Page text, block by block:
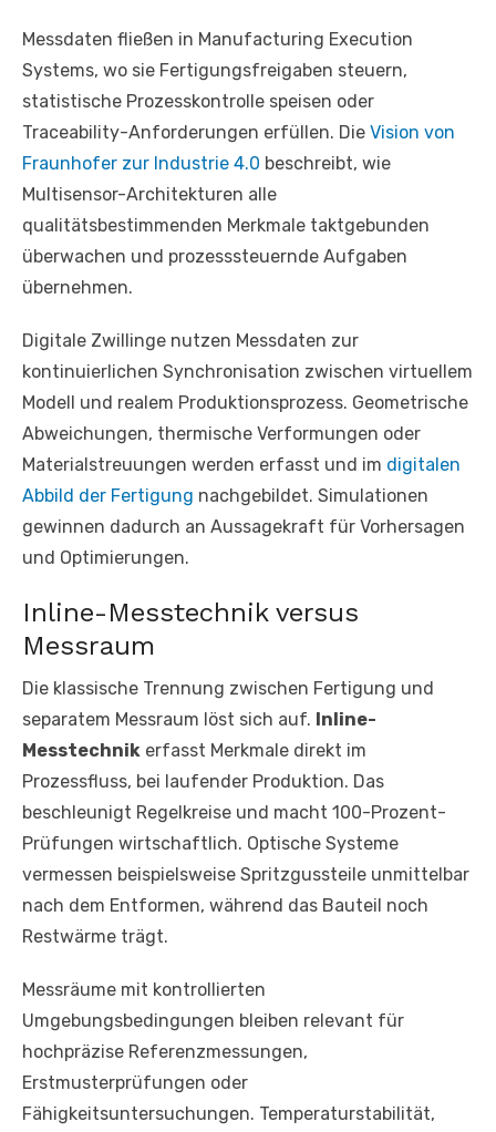
Messdaten fließen in Manufacturing Execution
Systems, wo sie Fertigungsfreigaben steuern,
statistische Prozesskontrolle speisen oder
Traceability-Anforderungen erfüllen. Die Vision von
Fraunhofer zur Industrie 4.0 beschreibt, wie
Multisensor-Architekturen alle
qualitätsbestimmenden Merkmale taktgebunden
überwachen und prozesssteuernde Aufgaben
übernehmen.
Digitale Zwillinge nutzen Messdaten zur
kontinuierlichen Synchronisation zwischen virtuellem
Modell und realem Produktionsprozess. Geometrische
Abweichungen, thermische Verformungen oder
Materialstreuungen werden erfasst und im digitalen
Abbild der Fertigung nachgebildet. Simulationen
gewinnen dadurch an Aussagekraft für Vorhersagen
und Optimierungen.
Inline-Messtechnik versus
Messraum
Die klassische Trennung zwischen Fertigung und
separatem Messraum löst sich auf. Inline-
Messtechnik erfasst Merkmale direkt im
Prozessfluss, bei laufender Produktion. Das
beschleunigt Regelkreise und macht 100-Prozent-
Prüfungen wirtschaftlich. Optische Systeme
vermessen beispielsweise Spritzgussteile unmittelbar
nach dem Entformen, während das Bauteil noch
Restwärme trägt.
Messräume mit kontrollierten
Umgebungsbedingungen bleiben relevant für
hochpräzise Referenzmessungen,
Erstmusterprüfungen oder
Fähigkeitsuntersuchungen. Temperaturstabilität,